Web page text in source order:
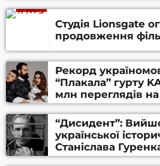
Студія Lionsgate
продовження
Рекорд
“Плакала” гурту
млн переглядів
“Дисидент”:
української
Станіслава
Алфьорова